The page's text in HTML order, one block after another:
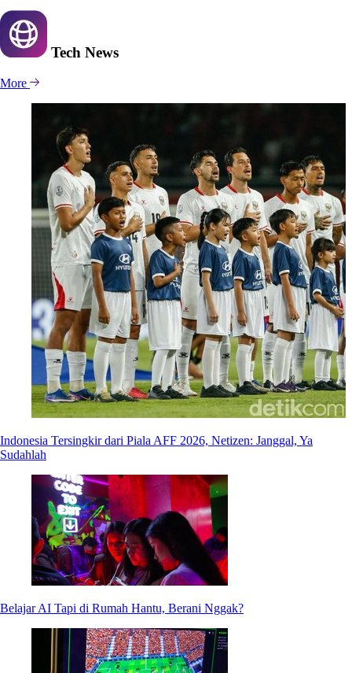
Tech News
More
Indonesia Tersingkir dari Piala AFF 2026, Netizen: Janggal, Ya
Sudahlah
Belajar AI Tapi di Rumah Hantu, Berani Nggak?